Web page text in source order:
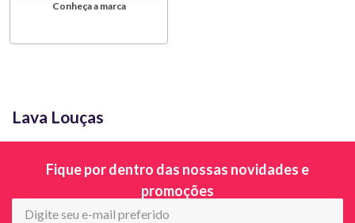
Conheça a marca
Lava Louças
Fique por dentro das nossas novidades e
promoções